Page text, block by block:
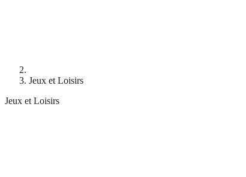
Jeux et Loisirs
Jeux et Loisirs